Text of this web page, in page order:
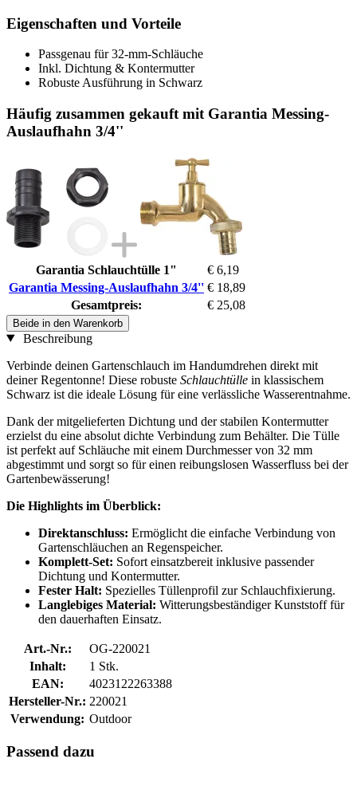
Eigenschaften und Vorteile
Passgenau für 32-mm-Schläuche
Inkl. Dichtung & Kontermutter
Robuste Ausführung in Schwarz
Häufig zusammen gekauft mit Garantia Messing-
Auslaufhahn 3/4''
Garantia Schlauchtülle 1"
€ 6,19
Garantia Messing-Auslaufhahn 3/4'' € 18,89
Gesamtpreis:
€ 25,08
Beide in den Warenkorb
Beschreibung
Verbinde deinen Gartenschlauch im Handumdrehen direkt mit
deiner Regentonne! Diese robuste Schlauchtülle in klassischem
Schwarz ist die ideale Lösung für eine verlässliche Wasserentnahme.
Dank der mitgelieferten Dichtung und der stabilen Kontermutter
erzielst du eine absolut dichte Verbindung zum Behälter. Die Tülle
ist perfekt auf Schläuche mit einem Durchmesser von 32 mm
abgestimmt und sorgt so für einen reibungslosen Wasserfluss bei der
Gartenbewässerung!
Die Highlights im Überblick:
Direktanschluss: Ermöglicht die einfache Verbindung von
Gartenschläuchen an Regenspeicher.
Komplett-Set: Sofort einsatzbereit inklusive passender
Dichtung und Kontermutter.
Fester Halt: Spezielles Tüllenprofil zur Schlauchfixierung.
Langlebiges Material: Witterungsbeständiger Kunststoff für
den dauerhaften Einsatz.
Art.-Nr.:
OG-220021
Inhalt:
1 Stk.
EAN:
4023122263388
Hersteller-Nr.: 220021
Verwendung: Outdoor
Passend dazu